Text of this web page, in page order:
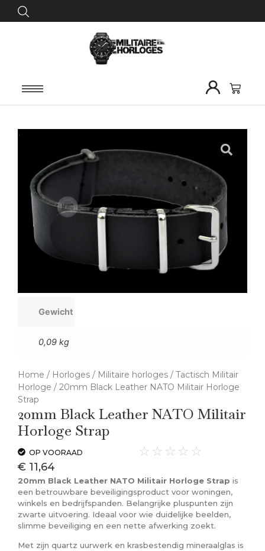
Gewicht
0,09 kg
Home / Horloges / Militaire horloges / Tactisch Militair
Horloge / 20mm Black Leather NATO Militair Horloge
Strap
20mm Black Leather NATO Militair
Horloge Strap
OP VOORAAD ☆ ☆ ☆ ☆ ☆
€ 11,64
20mm Black Leather NATO Militair Horloge Strap is
een betrouwbare beveiligingsproduct voor woningen,
winkels en bedrijfspanden. Belangrijke pluspunten zijn
zwarte uitvoering. Ideaal voor wie duidelijke beelden,
slimme beveiliging en een nette afwerking zoekt.
Met zijn quartz uurwerk en krasbestendig mineraalglas is